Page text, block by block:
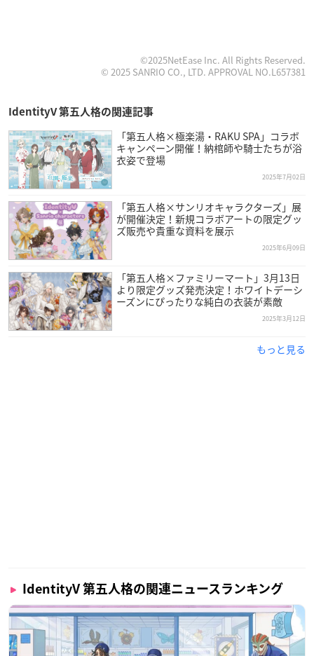
©2025NetEase Inc. All Rights Reserved.
© 2025 SANRIO CO., LTD. APPROVAL NO.L657381
IdentityV 第五人格の関連記事
「第五人格×極楽湯・RAKU SPA」コラボ
キャンペーン開催！納棺師や騎士たちが浴
衣姿で登場
2025年7月02日
「第五人格×サンリオキャラクターズ」展
が開催決定！新規コラボアートの限定グッ
ズ販売や貴重な資料を展示
2025年6月09日
「第五人格×ファミリーマート」3月13日
より限定グッズ発売決定！ホワイトデーシ
ーズンにぴったりな純白の衣装が素敵
2025年3月12日
もっと見る
IdentityV 第五人格の関連ニュースランキング